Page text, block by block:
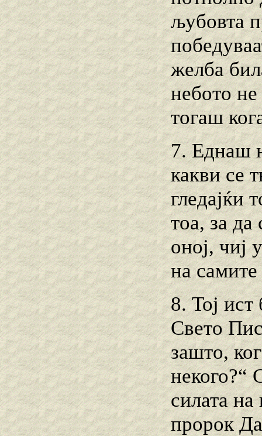
љубовта
желба
небото
тогаш
7. Еднаш
какви се
гледајќи
тоа, за
оној, чиј
на
8. Тој
Свето
зашто,
некого?“
силата
пророк